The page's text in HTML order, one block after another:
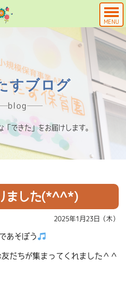
MENU
すブログ
blog
できた」をお届けします。
ました(*^^*)
2025年1月23日（木）
あそぼう
だちが集まってくれました＾＾